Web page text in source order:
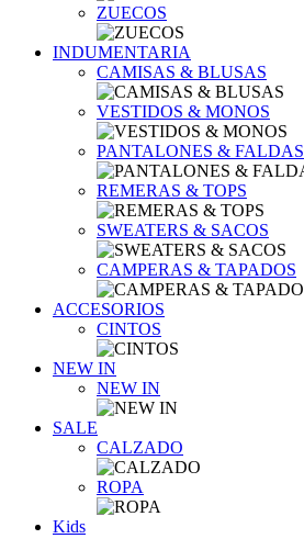
ZUECOS
INDUMENTARIA
CAMISAS & BLUSAS
VESTIDOS & MONOS
PANTALONES & FALDAS
REMERAS & TOPS
SWEATERS & SACOS
CAMPERAS & TAPADOS
ACCESORIOS
CINTOS
NEW IN
NEW IN
SALE
CALZADO
ROPA
Kids